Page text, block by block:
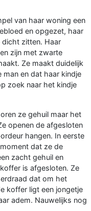
van haar woning een
en opgezet, haar
zitten. Haar
zijn met zwarte
Ze maakt duidelijk
en dat haar kindje
zoek naar het kindje
ze gehuil maar het
openen de afgesloten
hangen. In eerste
dat ze de
zacht gehuil en
is afgesloten. Ze
dat om het
koffer ligt een jongetje
adem. Nauwelijks nog